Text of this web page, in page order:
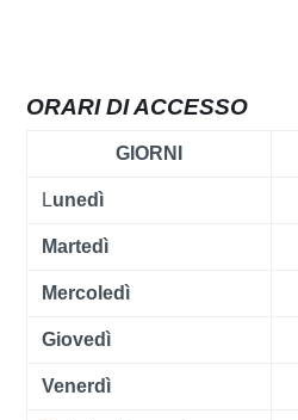
ORARI DI ACCESSO
GIORNI
Lunedì
Martedì
Mercoledì
Giovedì
Venerdì